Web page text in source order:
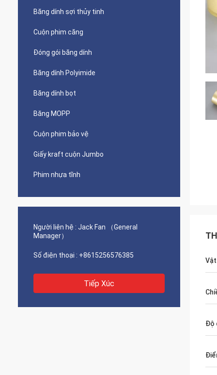
Băng dính sợi thủy tinh
Cuộn phim căng
Đóng gói băng dính
Băng dính Polyimide
Băng dính bọt
Băng MOPP
Cuộn phim bảo vệ
Giấy kraft cuộn Jumbo
Phim nhựa tĩnh
Người liên hệ : Jack Fan （General
Manager）
Số điện thoại : +8615256576385
Tiếp Xúc
Độ